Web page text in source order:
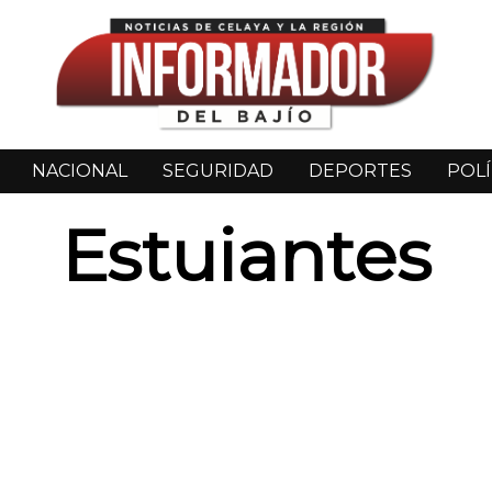
NACIONAL SEGURIDAD DEPORTES
Estuiantes